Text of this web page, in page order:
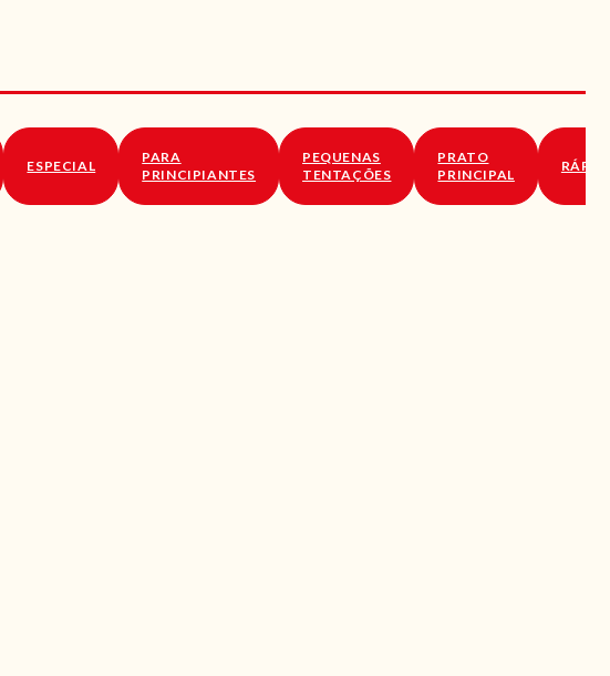
ESPECIAL
PARA
PRINCIPIANTES
PEQUENAS
TENTAÇÕES
PRATO
PRINCIPAL